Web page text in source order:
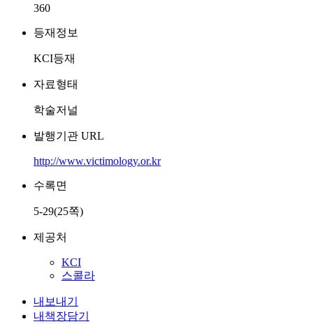
360
등재정보
KCI등재
자료형태
학술저널
발행기관 URL
http://www.victimology.or.kr
수록면
5-29(25쪽)
제공처
KCI
스콜라
내보내기
내책장담기